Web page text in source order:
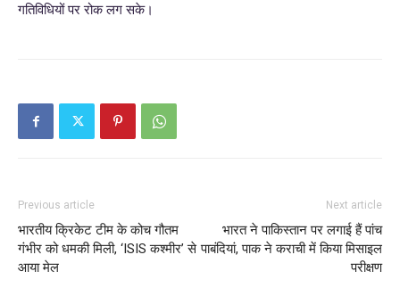
गतिविधियों पर रोक लग सके।
Previous article
भारतीय क्रिकेट टीम के कोच गौतम
गंभीर को धमकी मिली, ‘ISIS कश्मीर’ से
आया मेल
Next article
भारत ने पाकिस्तान पर लगाई हैं पांच
पाबंदियां, पाक ने कराची में किया मिसाइल
परीक्षण